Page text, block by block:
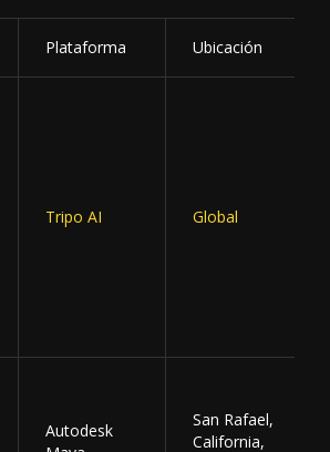
Plataforma Ubicación
Tripo AI Global
Autodesk
San Rafael,
California,